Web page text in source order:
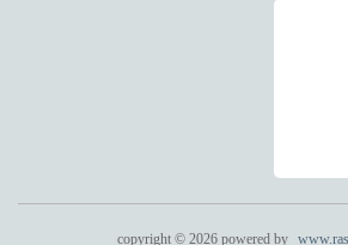
copyright © 2026 powered by